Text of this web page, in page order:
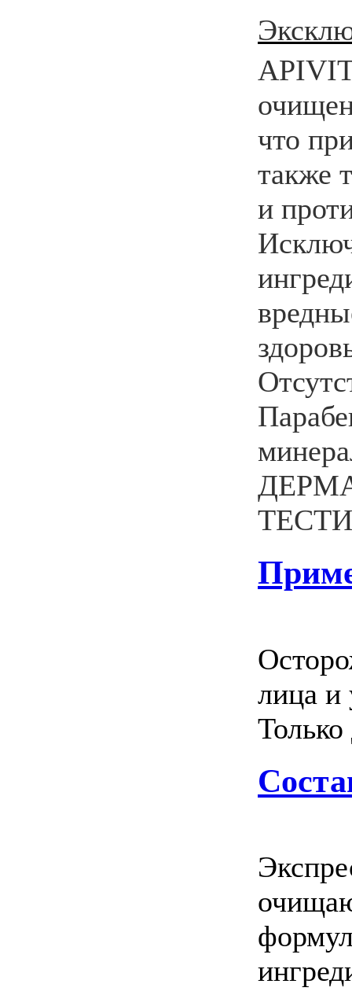
что
также
и
лица и